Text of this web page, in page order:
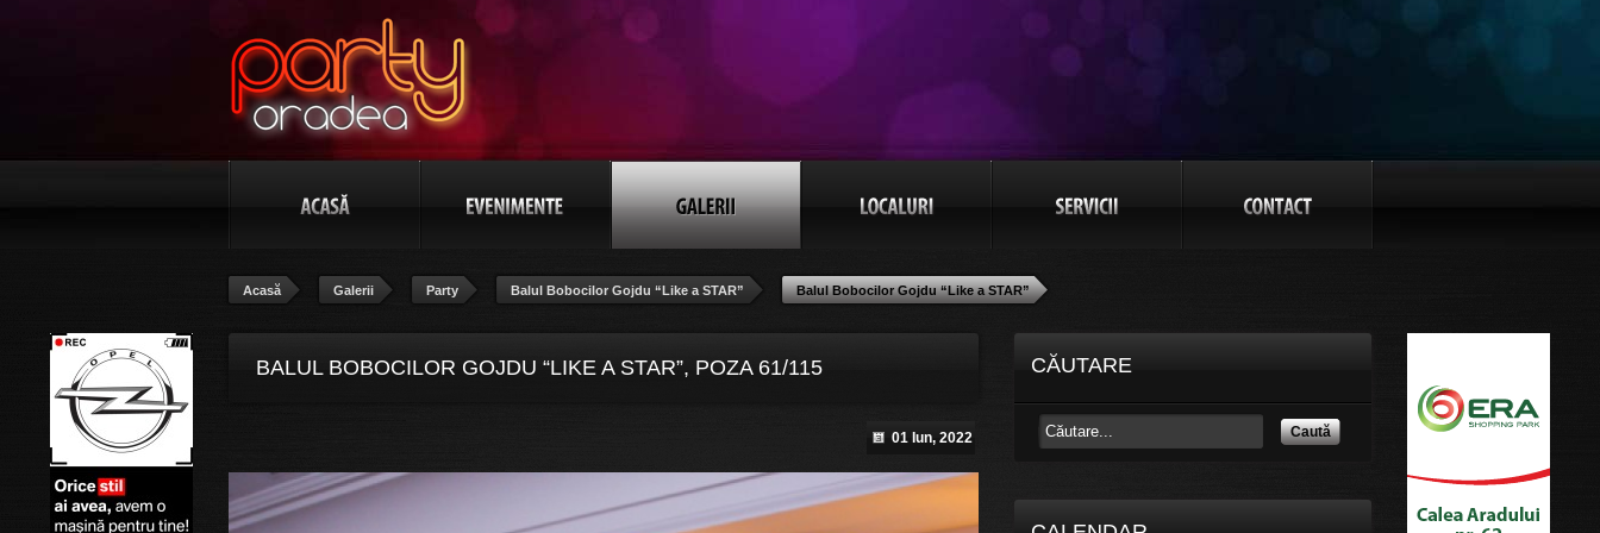
Acasă Galerii Party Balul Bobocilor Gojdu “Like a STAR” Balul Bobocilor Gojdu “Like a STAR”
BALUL BOBOCILOR GOJDU “LIKE A STAR”, POZA 61/115
01 Iun, 2022
CĂUTARE
Caută